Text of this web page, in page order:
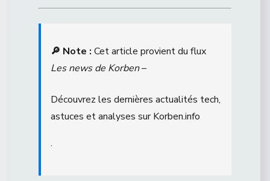
🔎 Note : Cet article provient du flux
Les news de Korben–
Découvrez les dernières actualités tech,
astuces et analyses sur Korben.info
.